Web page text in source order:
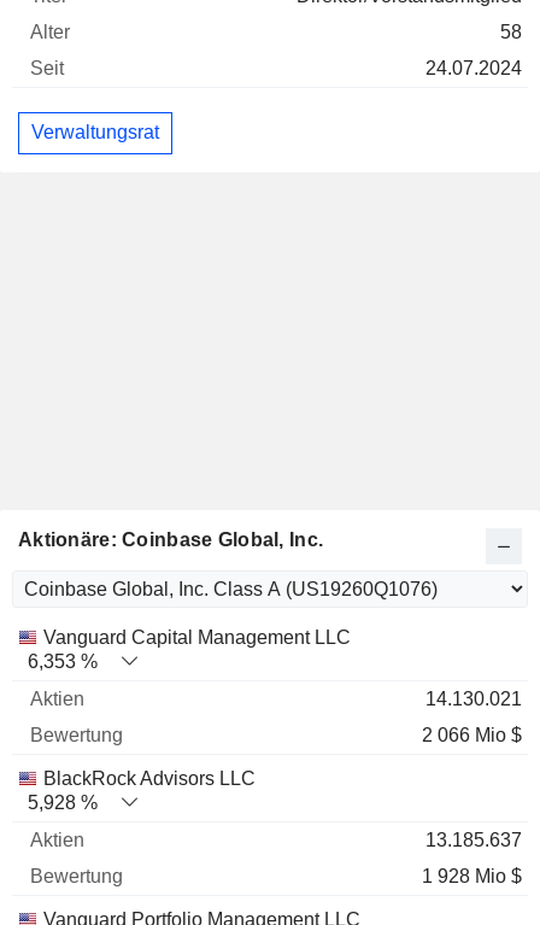
58
24.07.2024
Verwaltungsrat
Aktionäre: Coinbase Global, Inc.
Name Aktien % Bewertung
Vanguard Capital Management LLC
6,353 %
14.130.021
2 066 Mio $
BlackRock Advisors LLC
5,928 %
13.185.637
1 928 Mio $
Vanguard Portfolio Management LLC